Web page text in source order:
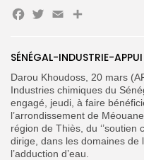
Search
FR
SÉNÉGAL-INDUSTRIE-APPUI
Darou Khoudoss, 20 mars
Industries chimiques du
engagé, jeudi, à faire
l’arrondissement de
région de Thiès, du ‘’soutien
dirige, dans les domaines de
l’adduction d’eau.
Facebook
Twitter
Email